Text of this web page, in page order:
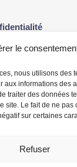
le
nous utilisons des
aux informations des
traiter des données
site. Le fait de ne pas
sur certaines
Refuser
de la